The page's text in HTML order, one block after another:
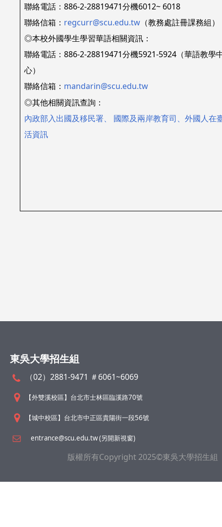
聯絡電話：886-2-28819471分機6012~ 6018
聯絡信箱： regcurr@scu.edu.tw （教務處註冊課務組）
◎本校外國學生學習華語相關資訊：
聯絡電話：886-2-28819471分機5921-5924（華語教學
心）
聯絡信箱： mandarin@scu.edu.tw
◎其他相關資訊查詢：
內政部入出國及移民署、 國際及兩岸教育司、 外國人在
活資訊
東吳大學招生組
（02）2881-9471 ＃6061~6069
【外雙溪校區】台北市士林區臨溪路70號
【城中校區】台北市中正區貴陽街一段56號
entrance@scu.edu.tw (另開新視窗)
版權所有Copyright 2025©東吳大學招生組